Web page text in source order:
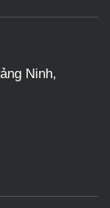
Ninh,